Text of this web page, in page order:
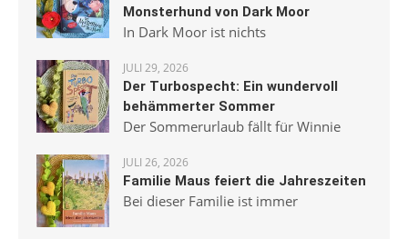
Monsterhund von Dark Moor
In Dark Moor ist nichts
JULI 29, 2026
Der Turbospecht: Ein wundervoll
behämmerter Sommer
Der Sommerurlaub fällt für Winnie
JULI 26, 2026
Familie Maus feiert die Jahreszeiten
Bei dieser Familie ist immer